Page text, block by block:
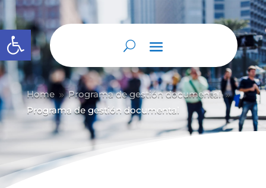
Abrir barra de herramientas
Home 9 Programa de gestión documental 9
Programa de gestión documental